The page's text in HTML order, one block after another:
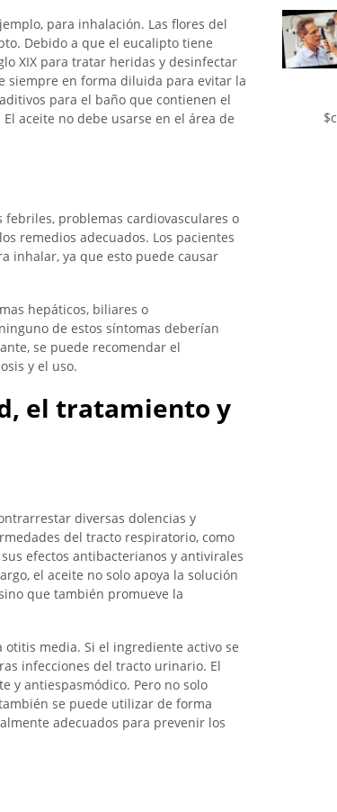
para inhalación. Las flores del
Debido a que el eucalipto tiene
XIX para tratar heridas y desinfectar
siempre en forma diluida para evitar la
para el baño que contienen el
aceite no debe usarse en el área de
problemas cardiovasculares o
remedios adecuados. Los pacientes
inhalar, ya que esto puede causar
hepáticos, biliares o
de estos síntomas deberían
se puede recomendar el
y el uso.
el tratamiento y
diversas dolencias y
del tracto respiratorio, como
efectos antibacterianos y antivirales
el aceite no solo apoya la solución
que también promueve la
media. Si el ingrediente activo se
infecciones del tracto urinario. El
y antiespasmódico. Pero no solo
se puede utilizar de forma
adecuados para prevenir los